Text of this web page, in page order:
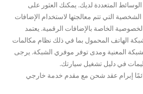
المتعددة لديك. يمكنك العثور على
التي تتم معالجتها لاستخدام الإضافات
الخاصة بالإضافات الرقمية. يعتمد
الهاتف المحمول بما في ذلك نظام مكالمات
المعنية ومدى توفر موفري الشبكة. يرجى
في دليل تشغيل سيارتك.
إبرام عقد شحن مع مقدم خدمة خارجي